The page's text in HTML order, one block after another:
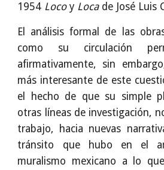
1954 Locoy Locade José Luis
El análisis formal de las
como su circulación
afirmativamente, sin
más interesante de este
el hecho de que su simple
otras líneas de investigación,
trabajo, hacia nuevas
tránsito que hubo en el
muralismo mexicano a lo